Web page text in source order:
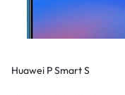
Huawei P Smart S